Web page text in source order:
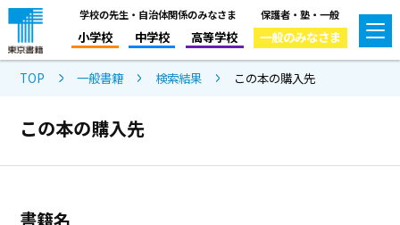
学校の先生・自治体関係のみなさま
小学校 中学校 高等学校
保護者・塾・一般
一般のみなさま
TOP 一般書籍 検索結果 この本の購入先
この本の購入先
書籍名